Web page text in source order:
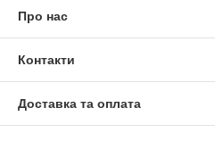
Про нас
Контакти
Доставка та оплата